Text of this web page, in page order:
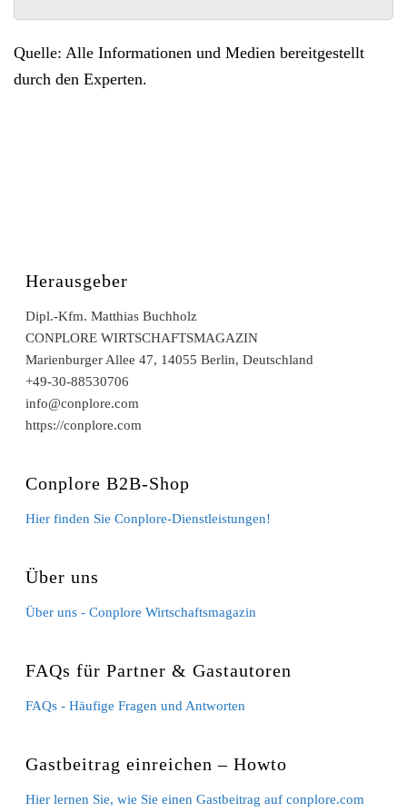
Quelle: Alle Informationen und Medien bereitgestellt
durch den Experten.
Herausgeber
Dipl.-Kfm. Matthias Buchholz
CONPLORE WIRTSCHAFTSMAGAZIN
Marienburger Allee 47, 14055 Berlin, Deutschland
+49-30-88530706
info@conplore.com
https://conplore.com
Conplore B2B-Shop
Hier finden Sie Conplore-Dienstleistungen!
Über uns
Über uns - Conplore Wirtschaftsmagazin
FAQs für Partner & Gastautoren
FAQs - Häufige Fragen und Antworten
Gastbeitrag einreichen – Howto
Hier lernen Sie, wie Sie einen Gastbeitrag auf conplore.com